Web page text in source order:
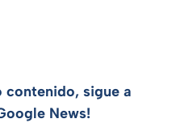
contenido, sigue a
News!